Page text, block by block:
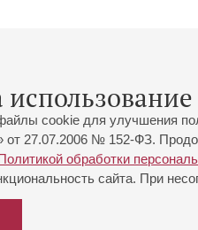
cookie для улучшения
от 27.07.2006 № 152-ФЗ.
обработки
сайта. При